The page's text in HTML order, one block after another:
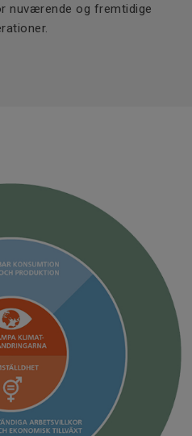
nuværende og fremtidige